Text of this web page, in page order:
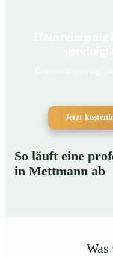
Jetzt
So läuft eine
in Mettmann ab
Was